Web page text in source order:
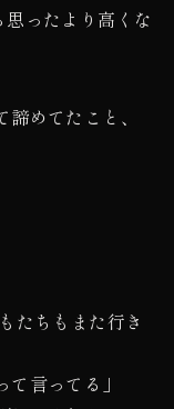
思ったより高くな
めてたこと、
たちもまた行き
言ってる」